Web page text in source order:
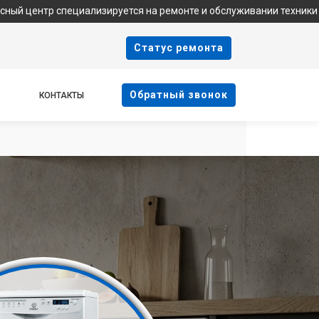
на ремонте и обслуживании техники Indesit. Мы
Cтатус ремонта
КОНТАКТЫ Oбратный звонок